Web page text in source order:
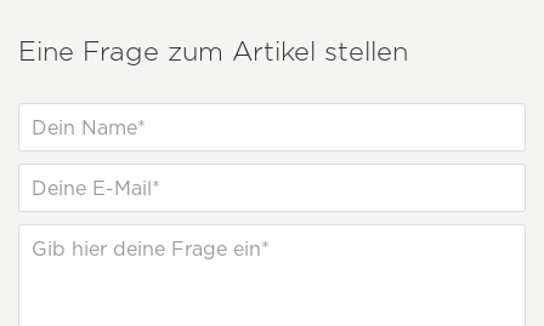
Eine Frage zum Artikel stellen